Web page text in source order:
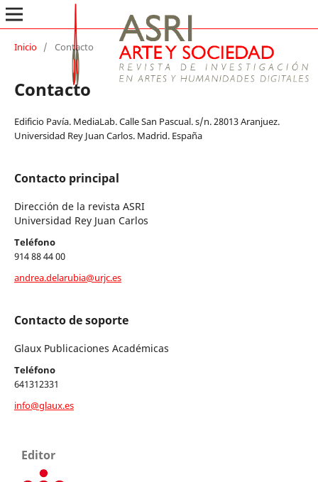
Inicio / Contacto
Contacto
Edificio Pavía. MediaLab. Calle San Pascual. s/n. 28013 Aranjuez.
Universidad Rey Juan Carlos. Madrid. España
Contacto principal
Dirección de la revista ASRI
Universidad Rey Juan Carlos
Teléfono
914 88 44 00
andrea.delarubia@urjc.es
Contacto de soporte
Glaux Publicaciones Académicas
Teléfono
641312331
info@glaux.es
Editor